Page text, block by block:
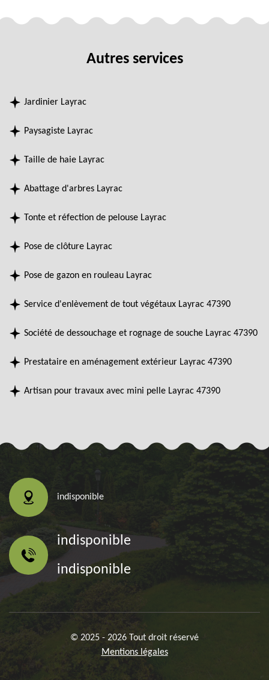
Autres services
Jardinier Layrac
Paysagiste Layrac
Taille de haie Layrac
Abattage d'arbres Layrac
Tonte et réfection de pelouse Layrac
Pose de clôture Layrac
Pose de gazon en rouleau Layrac
Service d'enlèvement de tout végétaux Layrac 47390
Société de dessouchage et rognage de souche Layrac 47390
Prestataire en aménagement extérieur Layrac 47390
Artisan pour travaux avec mini pelle Layrac 47390
indisponible
indisponible
indisponible
© 2025 - 2026 Tout droit réservé
Mentions légales